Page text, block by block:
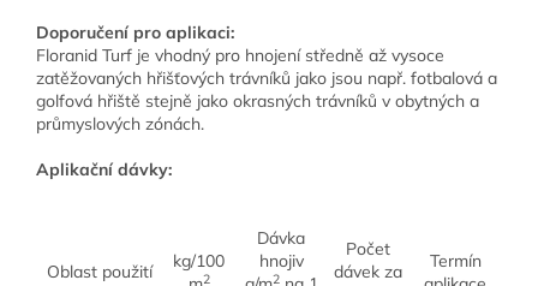
Doporučení pro aplikaci:
Floranid Turf je vhodný pro hnojení středně až vysoce
zatěžovaných hřišťových trávníků jako jsou např. fotbalová a
golfová hřiště stejně jako okrasných trávníků v obytných a
průmyslových zónách.
Aplikační dávky:
Oblast použití
kg/100
2
Dávka
hnojiv
2
Počet
dávek za
Termín